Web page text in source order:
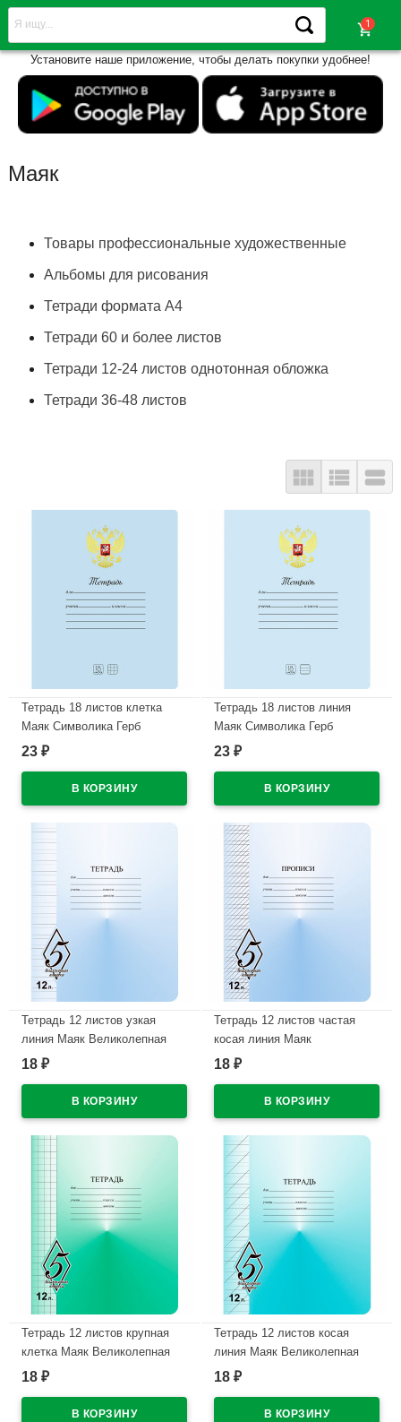
shopping_cart
Установите наше приложение, чтобы делать покупки удобнее!
Маяк
Товары профессиональные художественные
Альбомы для рисования
Тетради формата А4
Тетради 60 и более листов
Тетради 12-24 листов однотонная обложка
Тетради 36-48 листов
  
Тетрадь 18 листов клетка
Маяк Символика Герб
арт.Т5018К2-5
23 ₽
Тетрадь 18 листов линия
Маяк Символика Герб
арт.Т5018К2-1
23 ₽
Тетрадь 12 листов узкая
линия Маяк Великолепная
пятерка арт Т5012 О1В5-3
18 ₽
Тетрадь 12 листов частая
косая линия Маяк
Великолепная пятерка арт
18 ₽
Тетрадь 12 листов крупная
клетка Маяк Великолепная
пятерка арт Т5012 О1В5-6
18 ₽
Тетрадь 12 листов косая
линия Маяк Великолепная
пятерка арт Т5012 О1В5-4
18 ₽